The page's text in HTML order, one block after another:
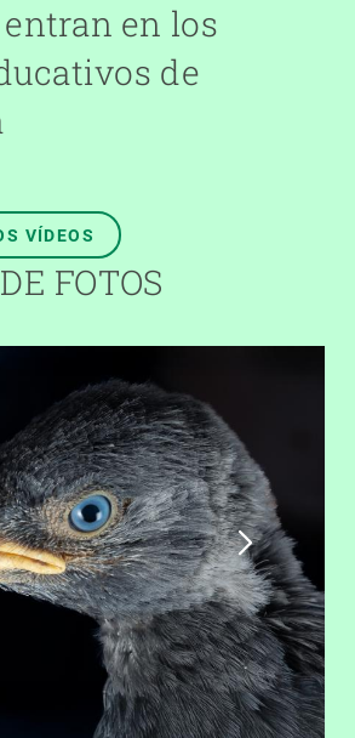
en los
de
VÍDEOS
FOTOS